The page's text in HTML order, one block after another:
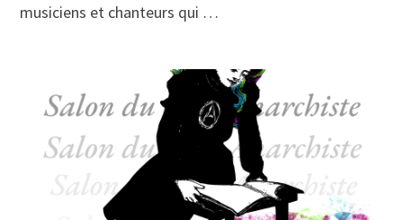
musiciens et chanteurs qui …